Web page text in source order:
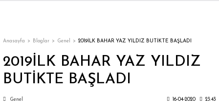
Trençkot
Trençkot
Trençkot
Trençkot
Anasayfa Bloglar Genel 2019İLK BAHAR YAZ YILDIZ BUTİKTE BAŞLADI
2019İLK BAHAR YAZ YILDIZ
BUTİKTE BAŞLADI
Genel 16-04-2020 23:43